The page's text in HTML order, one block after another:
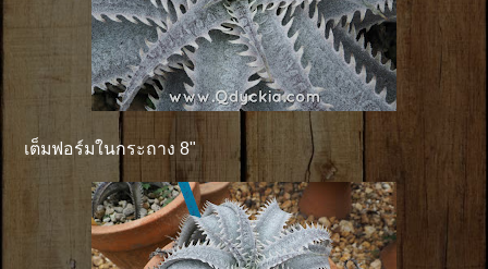
เต็มฟอร์มในกระถาง 8"